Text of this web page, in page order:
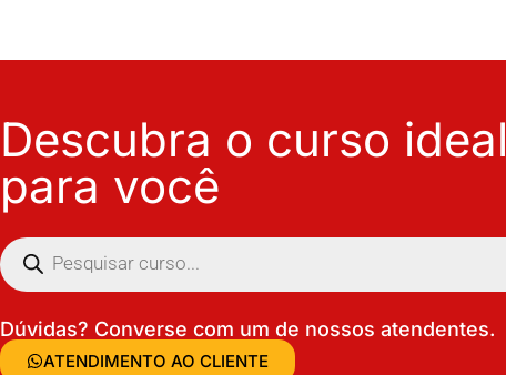
Descubra o curso ideal
para você
Dúvidas? Converse com um de nossos atendentes.
ATENDIMENTO AO CLIENTE